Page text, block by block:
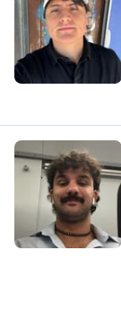
L
L